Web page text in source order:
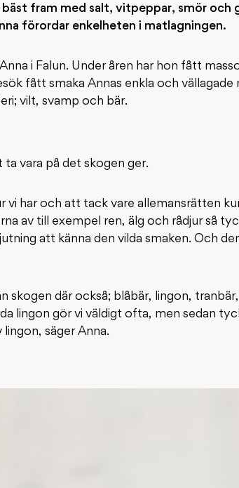
fram med salt, vitpeppar, smör och
förordar enkelheten i matlagningen.
i Falun. Under åren har hon fått
fått smaka Annas enkla och vällagade
vilt, svamp och bär.
vara på det skogen ger.
har och att tack vare allemansrätten
av till exempel ren, älg och rådjur så
att känna den vilda smaken. Och
skogen där också; blåbär, lingon,
lingon gör vi väldigt ofta, men sedan
säger Anna.